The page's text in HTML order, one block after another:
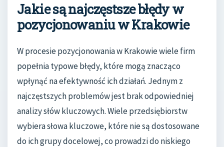
Jakie są najczęstsze błędy w
pozycjonowaniu w Krakowie
W procesie pozycjonowania w Krakowie wiele firm
popełnia typowe błędy, które mogą znacząco
wpłynąć na efektywność ich działań. Jednym z
najczęstszych problemów jest brak odpowiedniej
analizy słów kluczowych. Wiele przedsiębiorstw
wybiera słowa kluczowe, które nie są dostosowane
do ich grupy docelowej, co prowadzi do niskiego